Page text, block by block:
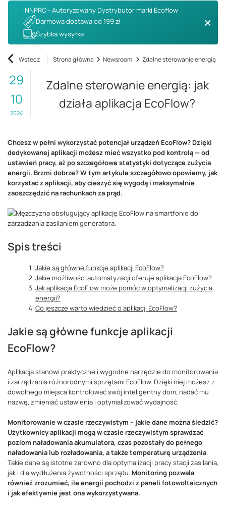
INNPRO - Autoryzowany Dystrybutor marki Ecoflow
Darmowa dostawa od 199 zł
Szybka wysyłka
Wstecz Strona główna Newsroom Zdalne sterowanie energią:
29
10
2024
Zdalne sterowanie energią: jak
działa aplikacja EcoFlow?
Chcesz w pełni wykorzystać potencjał urządzeń EcoFlow? Dzięki
dedykowanej aplikacji możesz mieć wszystko pod kontrolą — od
ustawień pracy, aż po szczegółowe statystyki dotyczące zużycia
energii. Brzmi dobrze? W tym artykule szczegółowo opowiemy, jak
korzystać z aplikacji, aby cieszyć się wygodą i maksymalnie
zaoszczędzić na rachunkach za prąd.
Spis treści
Jakie są główne funkcje aplikacji EcoFlow?
Jakie możliwości automatyzacji oferuje aplikacja EcoFlow?
Jak aplikacja EcoFlow może pomóc w optymalizacji zużycia
energii?
Co jeszcze warto wiedzieć o aplikacji EcoFlow?
Jakie są główne funkcje aplikacji
EcoFlow?
Aplikacja stanowi praktyczne i wygodne narzędzie do monitorowania
i zarządzania różnorodnymi sprzętami EcoFlow. Dzięki niej możesz z
dowolnego miejsca kontrolować swój inteligentny dom, nadać mu
nazwę, zmieniać ustawienia i optymalizować wydajność.
Monitorowanie w czasie rzeczywistym – jakie dane można śledzić?
Użytkownicy aplikacji mogą w czasie rzeczywistym sprawdzać
poziom naładowania akumulatora, czas pozostały do pełnego
naładowania lub rozładowania, a także temperaturę urządzenia.
Takie dane są istotne zarówno dla optymalizacji pracy stacji zasilania,
jak i dla wydłużenia żywotności sprzętu. Monitoring pozwala
również zrozumieć, ile energii pochodzi z paneli fotowoltaicznych
i jak efektywnie jest ona wykorzystywana.